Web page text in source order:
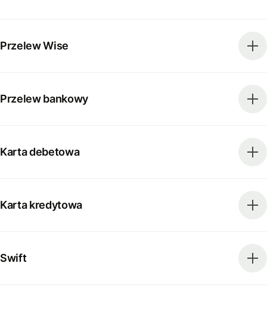
Przelew Wise
Przelew bankowy
Karta debetowa
Karta kredytowa
Swift